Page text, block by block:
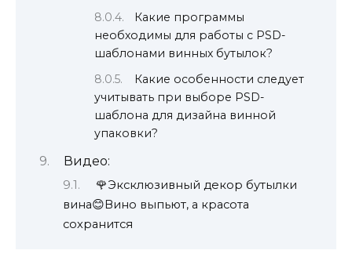
Какие программы
необходимы для работы с PSD-
шаблонами винных бутылок?
Какие особенности следует
учитывать при выборе PSD-
шаблона для дизайна винной
упаковки?
Видео:
🌹Эксклюзивный декор бутылки
вина😊Вино выпьют, а красота
сохранится